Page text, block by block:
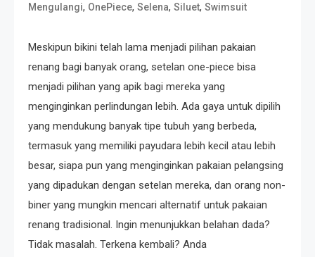
Mengulangi, OnePiece, Selena, Siluet, Swimsuit
Meskipun bikini telah lama menjadi pilihan pakaian
renang bagi banyak orang, setelan one-piece bisa
menjadi pilihan yang apik bagi mereka yang
menginginkan perlindungan lebih. Ada gaya untuk dipilih
yang mendukung banyak tipe tubuh yang berbeda,
termasuk yang memiliki payudara lebih kecil atau lebih
besar, siapa pun yang menginginkan pakaian pelangsing
yang dipadukan dengan setelan mereka, dan orang non-
biner yang mungkin mencari alternatif untuk pakaian
renang tradisional. Ingin menunjukkan belahan dada?
Tidak masalah. Terkena kembali? Anda